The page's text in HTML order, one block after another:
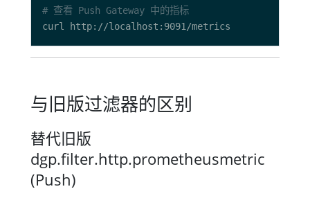
# 查看 Push Gateway 中的指标
与旧版过滤器的区别
替代旧版
dgp.filter.http.prometheusmetric
(Push)